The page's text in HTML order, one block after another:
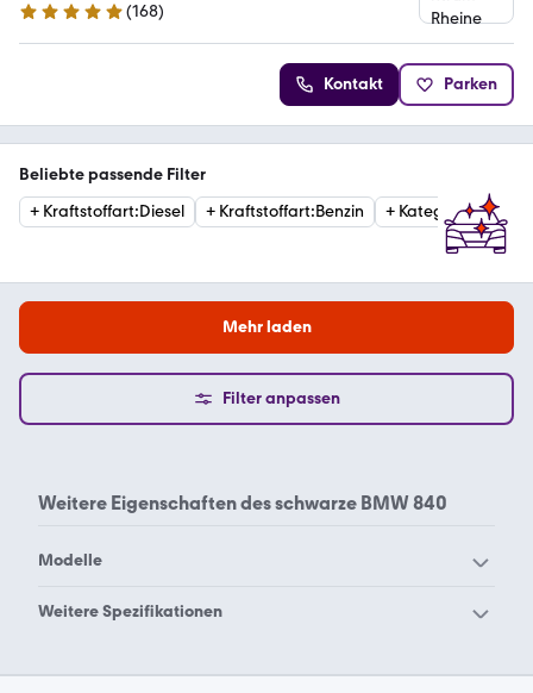
4.9 Sterne
(168)
Kontakt Parken
Beliebte passende Filter
+ Kraftstoffart:Diesel + Kraftstoffart:Benzin + Kategorie:
Mehr laden
Filter anpassen
Weitere Eigenschaften desschwarze BMW 840
Modelle
BMW 114
BMW 123
BMW 125
Weitere Spezifikationen